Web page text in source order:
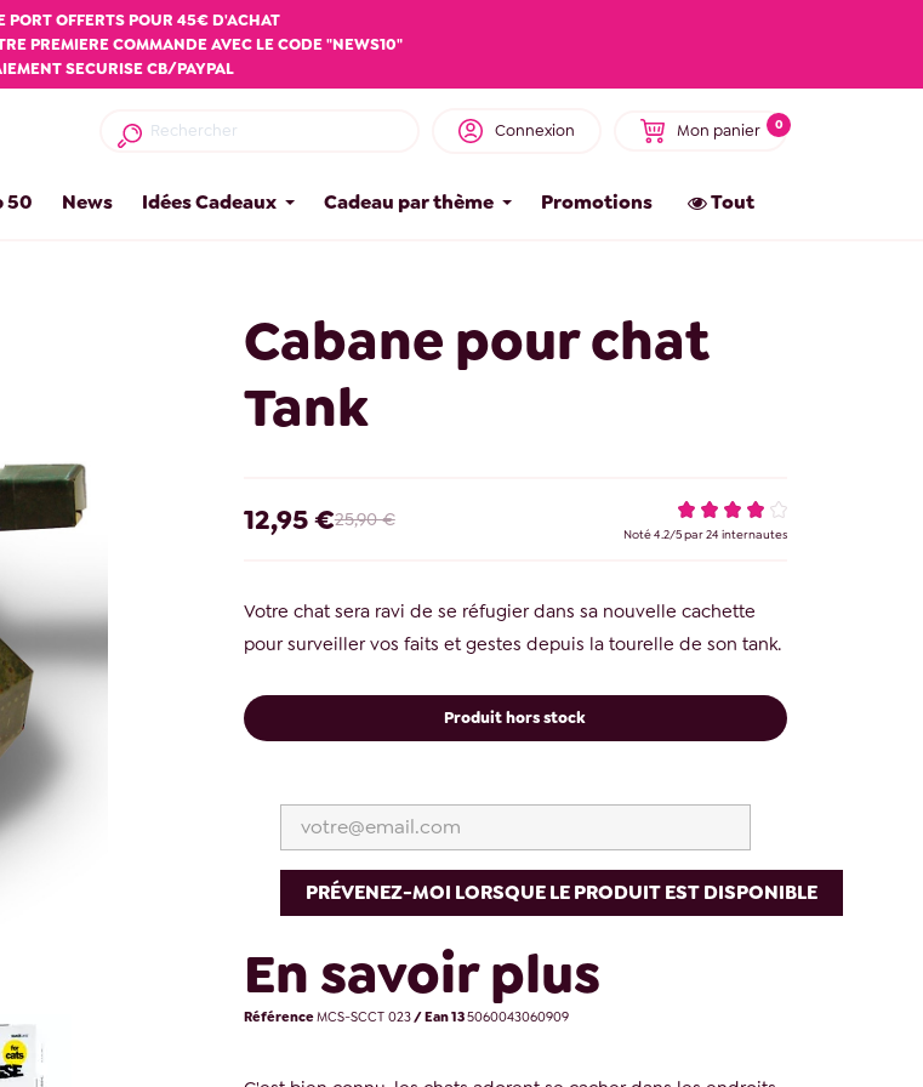
PORT OFFERTS POUR 45€ D'ACHAT
PREMIERE COMMANDE AVEC LE CODE "NEWS10"
SECURISE CB/PAYPAL
Connexion Mon panier 0
Tout
Promotions
Cadeau par thème
Idées Cadeaux
News
50
Cabane pour chat
Tank
12,95 €25,90 €
Noté4.2/5par24 internautes
Votre chat sera ravi de se réfugier dans sa nouvelle cachette
pour surveiller vos faits et gestes depuis la tourelle de son tank.
Produit hors stock
PRÉVENEZ-MOI LORSQUE LE PRODUIT EST DISPONIBLE
En savoir plus
RéférenceMCS-SCCT 023/ Ean 135060043060909